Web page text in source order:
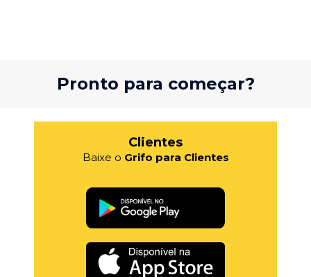
Pronto para começar?
Clientes
Baixe o Grifo para Clientes